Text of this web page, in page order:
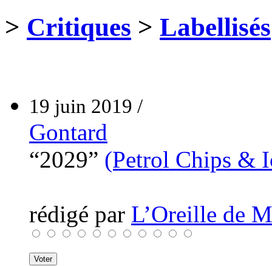
> Critiques > Labellisés
19 juin 2019 /
Gontard
“2029” (Petrol Chips &
rédigé par L’Oreille de